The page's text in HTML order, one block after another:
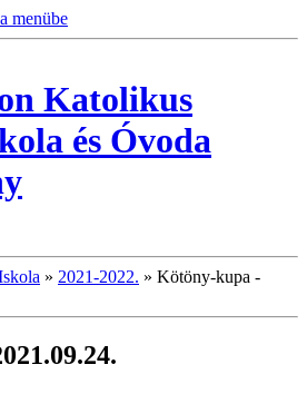
menübe
Katolikus
és Óvoda
» 2021-2022. » Kötöny-kupa -